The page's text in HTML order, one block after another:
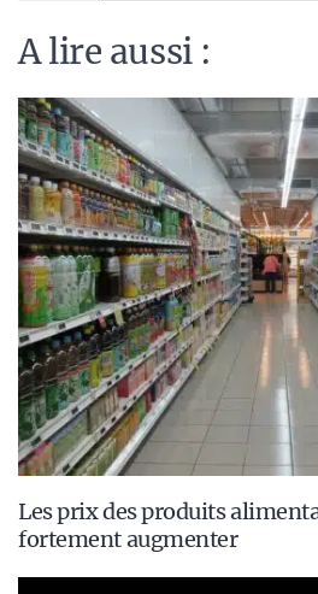
A lire aussi :
Les prix des produits
fortement augmenter